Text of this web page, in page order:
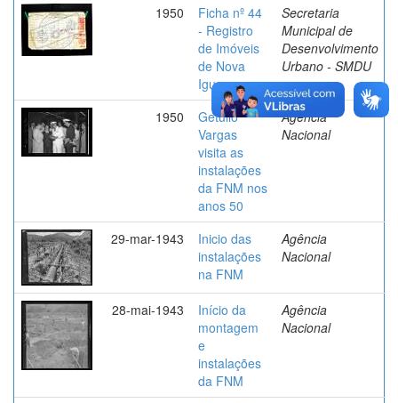
1950
Ficha nº 44
- Registro
de Imóveis
de Nova
Iguaçu
Secretaria
Municipal de
Desenvolvimento
Urbano - SMDU
1950
Getúlio
Vargas
visita as
instalações
da FNM nos
anos 50
Agência
Nacional
29-mar-1943
Inicio das
instalações
na FNM
Agência
Nacional
28-mai-1943
Início da
montagem
e
instalações
da FNM
Agência
Nacional